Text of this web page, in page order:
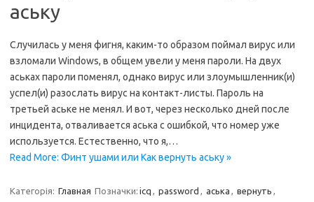
аську
Случилась у меня фигня, каким-то образом поймал вирус или
взломали Windows, в общем увели у меня пароли. На двух
аськах пароли поменял, однако вирус или злоумышленник(и)
успел(и) разослать вирус на контакт-листы. Пароль на
третьей аське не менял. И вот, через несколько дней после
инцидента, отваливается аська с ошибкой, что номер уже
используется. Естественно, что я,…
Read More: Финт ушами или Как вернуть аську »
Категорія: Главная Позначки: icq , password , аська , вернуть ,